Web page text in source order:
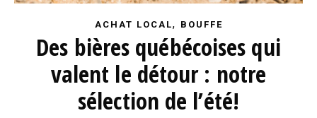
ACHAT LOCAL, BOUFFE
Des bières québécoises qui
valent le détour : notre
sélection de l’été!